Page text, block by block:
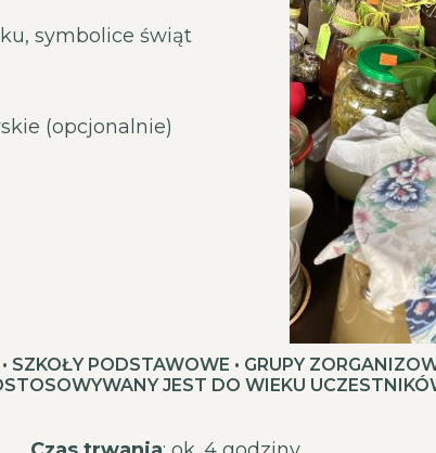
symbolice świąt
(opcjonalnie)
SZKOŁY PODSTAWOWE • GRUPY
JEST DO WIEKU